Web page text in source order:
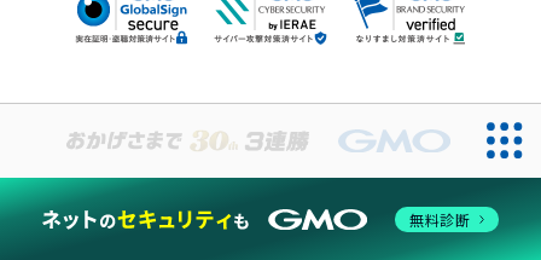
当ウェブサイトでは、サービスの提供および品質向上とトラフィッ
同意する
Cookieポリシー 無料診断